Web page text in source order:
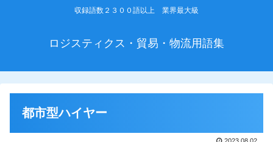
収録語数２３００語以上 業界最大級
ロジスティクス・貿易・物流用語集
都市型ハイヤー